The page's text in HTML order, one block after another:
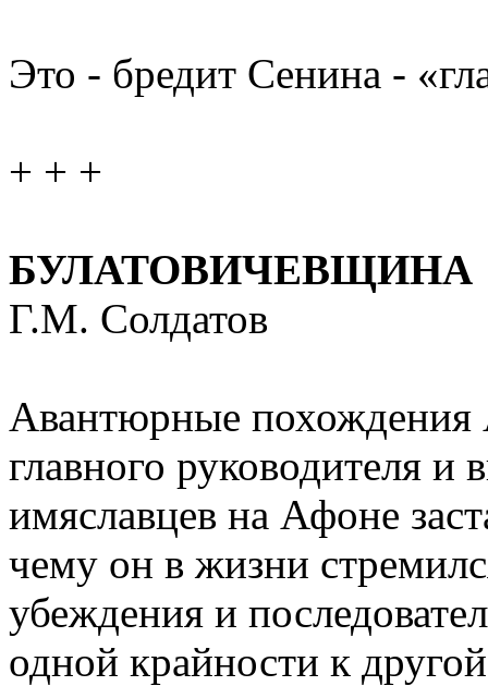
Это - бредит Сенина -
+ + +
БУЛАТОВИЧЕВЩИНА
Г.М. Солдатов
Aвантюрные похождения
главного руководителя и
имяславцев на Афоне
чему он в жизни
убеждения и
одной крайности к